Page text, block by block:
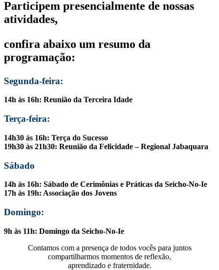
Participem presencialmente de nossas
atividades,
confira abaixo um resumo da
programação:
Segunda-feira:
14h às 16h: Reunião da Terceira Idade
Terça-feira:
14h30 às 16h: Terça do Sucesso
19h30 às 21h30: Reunião da Felicidade – Regional Jabaquara
Sábado
14h às 16h: Sábado de Cerimônias e Práticas da Seicho-No-Ie
17h às 19h: Associação dos Jovens
Domingo:
9h às 11h: Domingo da Seicho-No-Ie
Contamos com a presença de todos vocês para juntos
compartilharmos momentos de reflexão,
aprendizado e fraternidade.